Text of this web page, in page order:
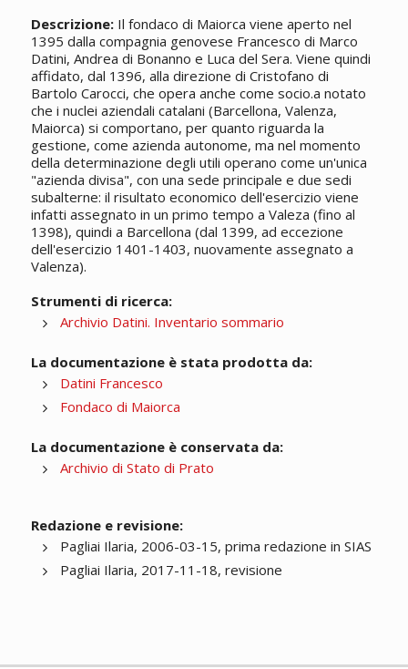
Descrizione:Il fondaco di Maiorca viene aperto nel
1395 dalla compagnia genovese Francesco di Marco
Datini, Andrea di Bonanno e Luca del Sera. Viene quindi
affidato, dal 1396, alla direzione di Cristofano di
Bartolo Carocci, che opera anche come socio.a notato
che i nuclei aziendali catalani (Barcellona, Valenza,
Maiorca) si comportano, per quanto riguarda la
gestione, come azienda autonome, ma nel momento
della determinazione degli utili operano come un'unica
"azienda divisa", con una sede principale e due sedi
subalterne: il risultato economico dell'esercizio viene
infatti assegnato in un primo tempo a Valeza (fino al
1398), quindi a Barcellona (dal 1399, ad eccezione
dell'esercizio 1401-1403, nuovamente assegnato a
Valenza).
Strumenti di ricerca:
Archivio Datini. Inventario sommario
La documentazione è stata prodotta da:
Datini Francesco
Fondaco di Maiorca
La documentazione è conservata da:
Archivio di Stato di Prato
Redazione e revisione:
Pagliai Ilaria, 2006-03-15, prima redazione in SIAS
Pagliai Ilaria, 2017-11-18, revisione